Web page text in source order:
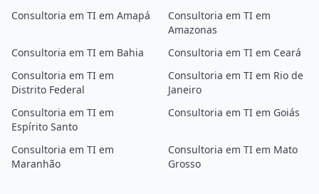
Consultoria em TI em Amapá
Consultoria em TI em
Amazonas
Consultoria em TI em Bahia
Consultoria em TI em Ceará
Consultoria em TI em
Distrito Federal
Consultoria em TI em Rio de
Janeiro
Consultoria em TI em
Espírito Santo
Consultoria em TI em Goiás
Consultoria em TI em
Maranhão
Consultoria em TI em Mato
Grosso